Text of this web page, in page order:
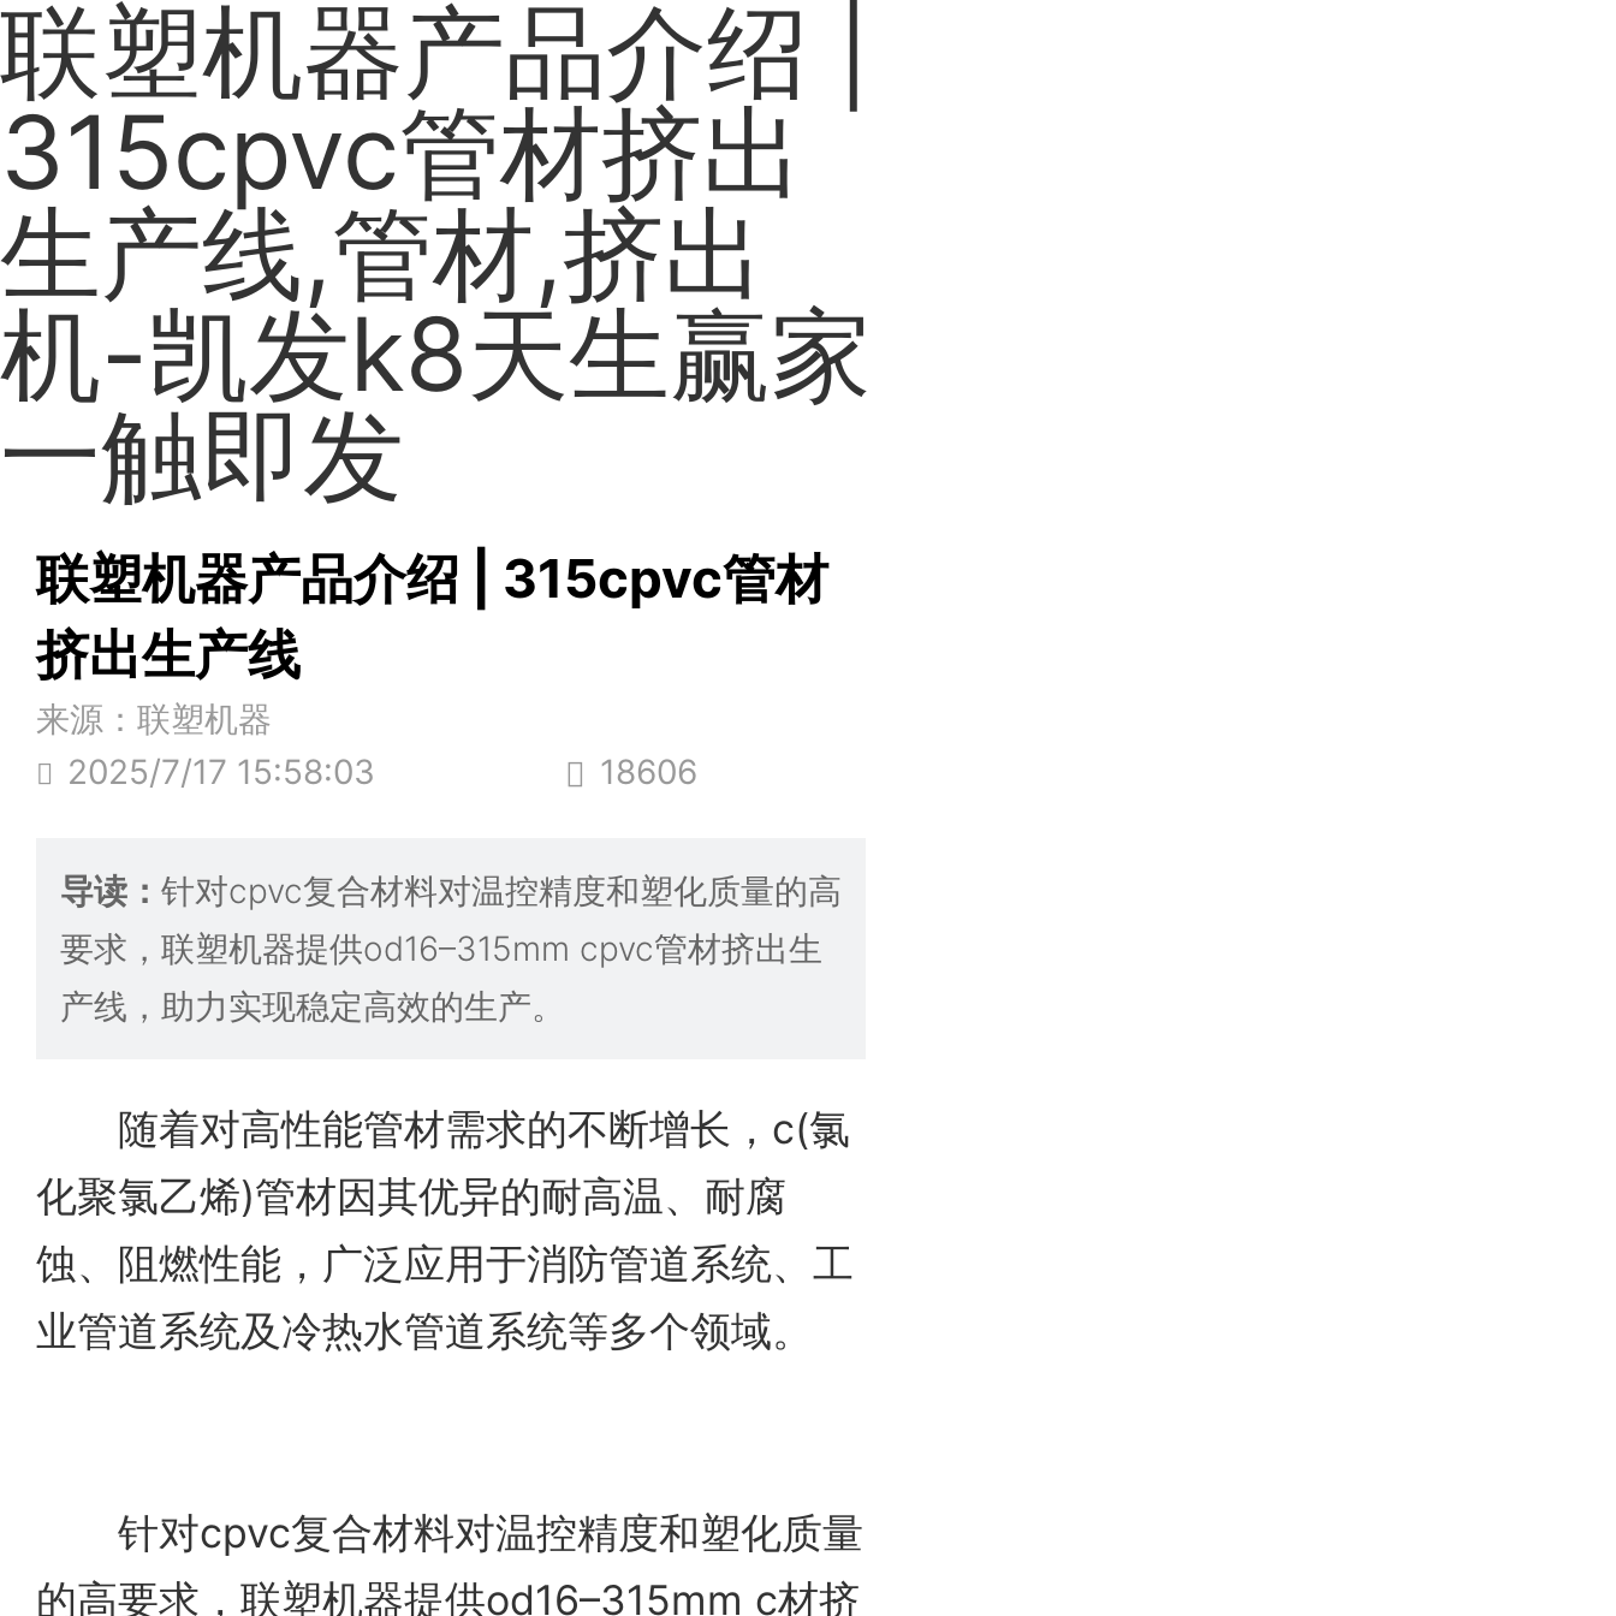
联塑机器产品介绍 |
315cpvc管材挤出
生产线,管材,挤出
机-凯发k8天生赢家
一触即发
联塑机器产品介绍 | 315cpvc管材
挤出生产线
来源：联塑机器
2025/7/17 15:58:03
18606
导读： 针对cpvc复合材料对温控精度和塑化质量的高
要求，联塑机器提供od16–315mm cpvc管材挤出生
产线，助力实现稳定高效的生产。
随着对高性能管材需求的不断增长，c(氯
化聚氯乙烯)管材因其优异的耐高温、耐腐
蚀、阻燃性能，广泛应用于消防管道系统、工
业管道系统及冷热水管道系统等多个领域。
针对cpvc复合材料对温控精度和塑化质量
的高要求，联塑机器提供od16–315mm c材挤